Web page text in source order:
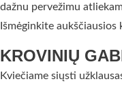
dažnu pervežimu
Išmėginkite
KROVINIŲ
Kviečiame siųsti